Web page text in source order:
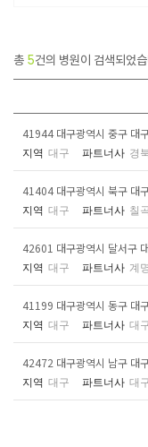
총 5건의 병원이 검색되었
41944 대구광역시 중구 대
지역 대구 파트너사 경
41404 대구광역시 북구 대
지역 대구 파트너사 칠
42601 대구광역시 달서구
지역 대구 파트너사 계
41199 대구광역시 동구 대
지역 대구 파트너사 대
42472 대구광역시 남구 대
지역 대구 파트너사 대